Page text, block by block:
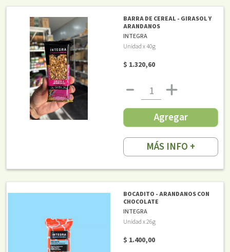
BARRA DE CEREAL - GIRASOL Y
ARANDANOS
INTEGRA
Unidad x 40g
$ 1.320,60
Agregar
MÁS INFO +
BOCADITO - ARANDANOS CON
CHOCOLATE
INTEGRA
Unidad x 26g
$ 1.400,00